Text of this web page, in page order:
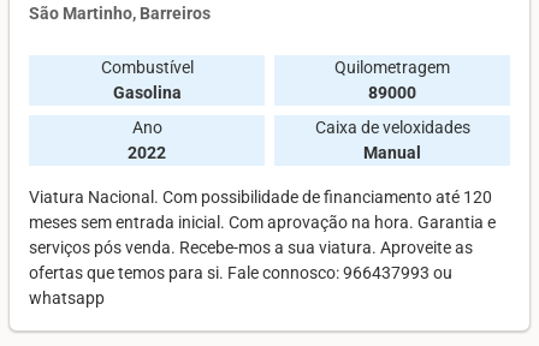
São Martinho, Barreiros
Combustível
Gasolina
Quilometragem
89000
Ano
2022
Caixa de veloxidades
Manual
Viatura Nacional. Com possibilidade de financiamento até 120
meses sem entrada inicial. Com aprovação na hora. Garantia e
serviços pós venda. Recebe-mos a sua viatura. Aproveite as
ofertas que temos para si. Fale connosco: 966437993 ou
whatsapp